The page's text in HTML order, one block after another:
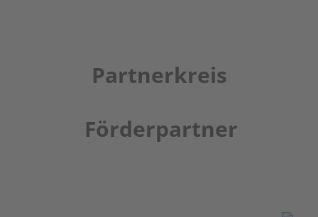
Partnerkreis
Förderpartner